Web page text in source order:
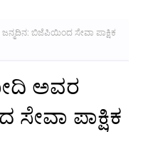
ಬಿಜೆಪಿಯಿಂದ ಸೇವಾ ಪಾಕ್ಷಿಕ
ಅವರ
ಪಾಕ್ಷಿಕ